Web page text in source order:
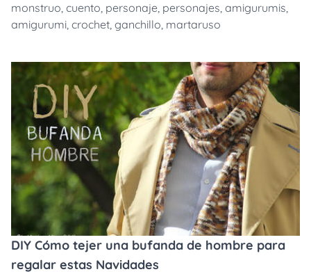
monstruo, cuento, personaje, personajes, amigurumis,
amigurumi, crochet, ganchillo, martaruso
DIY Cómo tejer una bufanda de hombre para
regalar estas Navidades